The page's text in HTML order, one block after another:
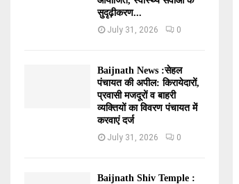
सुदृढ़ीकरण...
July 31, 2026 0
Baijnath News :सेहल
पंचायत की अपील: किरायेदारों,
प्रवासी मजदूरों व बाहरी
व्यक्तियों का विवरण पंचायत में
करवाएं दर्ज
July 31, 2026 0
Baijnath Shiv Temple :